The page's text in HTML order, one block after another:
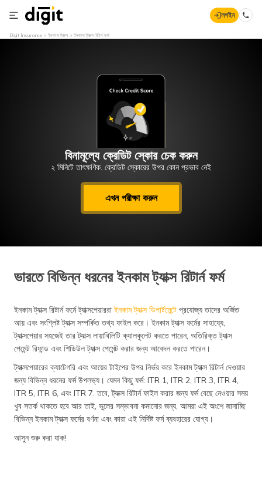
লগইন
Digit Insurance ইনকাম ট্যাক্স ইনকাম ট্যাক্স রিটার্ন ফর্ম
বিনামূল্যে ক্রেডিট স্কোর চেক করুন
২ মিনিটে তাৎক্ষণিক. ক্রেডিট স্কোরের উপর কোন প্রভাব নেই
এখন পরীক্ষা করুন
ভারতে বিভিন্ন ধরনের ইনকাম ট্যাক্স রিটার্ন ফর্ম
ইনকাম ট্যাক্স রিটার্ন ফর্মে ট্যাক্সপেয়াররাইনকাম ট্যাক্স ডিপার্টমেন্টে প্রযোজ্য তাদের অর্জিত
আয় এবং সংশ্লিষ্ট ট্যাক্স সম্পর্কিত তথ্য ফাইল করে। ইনকাম ট্যাক্স ফর্মের সাহায্যে,
ট্যাক্সপেয়ার সহজেই তার ট্যাক্স লায়াবিলিটি ক্যালকুলেট করতে পারেন, অতিরিক্ত ট্যাক্স
পেমেন্ট রিফান্ড এবং শিডিউল ট্যাক্স পেমেন্ট করার জন্য আবেদন করতে পারেন।
ট্যাক্সপেয়ারের ক্যাটেগরি এবং আয়ের টাইপের উপর নির্ভর করে ইনকাম ট্যাক্স রিটার্ন দেওয়ার
জন্য বিভিন্ন ধরনের ফর্ম উপলভ্য। যেমন কিছু ফর্ম: ITR 1, ITR 2, ITR 3, ITR 4,
ITR 5, ITR 6, এবং ITR 7. তবে, ট্যাক্স রিটার্ন ফাইল করার জন্য ফর্ম বেছে নেওয়ার সময়
খুব সতর্ক থাকতে হবে আর তাই, ভুলের সম্ভাবনা কমানোর জন্য, আমরা এই অংশে জানাচ্ছি
বিভিন্ন ইনকাম ট্যাক্স ফর্মের বর্ণনা এবং কারা এই নির্দিষ্ট ফর্ম ব্যবহারের যোগ্য।
আসুন শুরু করা যাক!